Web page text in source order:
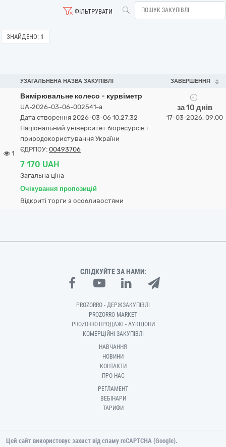
ФІЛЬТРУВАТИ
ЗНАЙДЕНО: 1
УЗАГАЛЬНЕНА НАЗВА ЗАКУПІВЛІ ЗАВЕРШЕННЯ
1
Вимірювальне колесо - курвіметр
UA-2026-03-06-002541-a
Дата створення 2026-03-06 10:27:32
Національний університет біоресурсів і
природокористування України
ЄДРПОУ: 00493706
7 170 UAH
Загальна ціна
Очікування пропозицій
Відкриті торги з особливостями
за 10 днів
17-03-2026, 09:00
СЛІДКУЙТЕ ЗА НАМИ:
PROZORRO - ДЕРЖЗАКУПІВЛІ
PROZORRO MARKET
PROZORRO.ПРОДАЖІ - АУКЦІОНИ
КОМЕРЦІЙНІ ЗАКУПІВЛІ
НАВЧАННЯ
НОВИНИ
КОНТАКТИ
ПРО НАС
РЕГЛАМЕНТ
ВЕБІНАРИ
ТАРИФИ
Цей сайт використовує захист від спаму reCAPTCHA (Google).